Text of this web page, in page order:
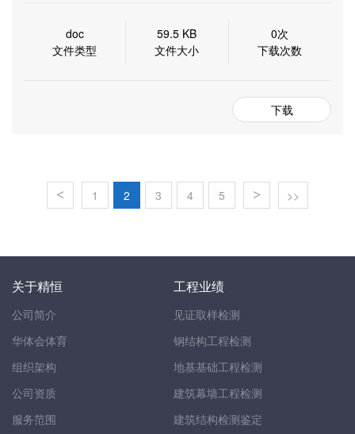
doc
文件类型
59.5 KB
文件大小
0次
下载次数
下载
< 1 2 3 4 5 > >>
关于精恒
公司简介
华体会体育
组织架构
公司资质
服务范围
工程业绩
见证取样检测
钢结构工程检测
地基基础工程检测
建筑幕墙工程检测
建筑结构检测鉴定